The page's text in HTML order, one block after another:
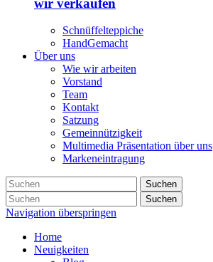
Schnüffelteppiche
HandGemacht
Über uns
Wie wir arbeiten
Vorstand
Team
Kontakt
Satzung
Gemeinnützigkeit
Multimedia Präsentation über uns
Markeneintragung
Suchen
Suchen
Navigation überspringen
Home
Neuigkeiten